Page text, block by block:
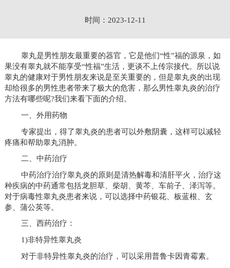
时间：2023-12-11
睾丸是男性朋友最重要的器官，它是他们“性”福的源泉，如
果没有睾丸就不能享受“性福”生活，更谈不上传宗接代。所以说
睾丸的健康对于男性朋友来说是至关重要的，但是睾丸炎的出现
却给很多的男性患者带来了极大的危害，那么男性睾丸炎的治疗
方法有哪些呢?我们来看下面的介绍。
一、外用药物
专家提出，得了睾丸炎的患者可以外敷阴囊，这样可以减轻
疼痛和帮助睾丸消肿。
二、中药治疗
中药治疗治疗睾丸炎的原则是清热解毒和清肝平火，治疗这
种疾病的中药通常包括龙胆草、柴胡、黄芩、车前子、泽泻等。
对于病毒性睾丸炎患者来说，可以选择中药银花、板蓝根、玄
参、蒲公英等。
三、西药治疗：
1)非特异性睾丸炎
对于非特异性睾丸炎的治疗，可以采用普鲁卡因青霉素。